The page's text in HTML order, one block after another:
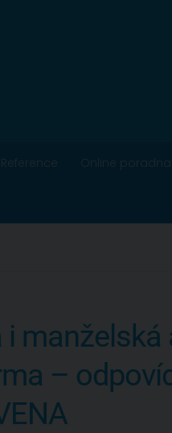
Reference Online poradna
manželská
–